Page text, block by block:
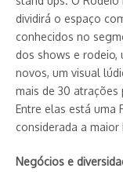
dividirá o espaço
conhecidos no
dos shows e rodeio,
novos, um visual
mais de 30 atrações
Entre elas está uma
considerada a
Negócios e